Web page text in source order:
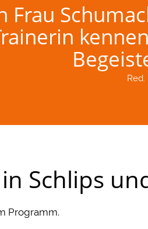
Frau
Schlips
Programm.